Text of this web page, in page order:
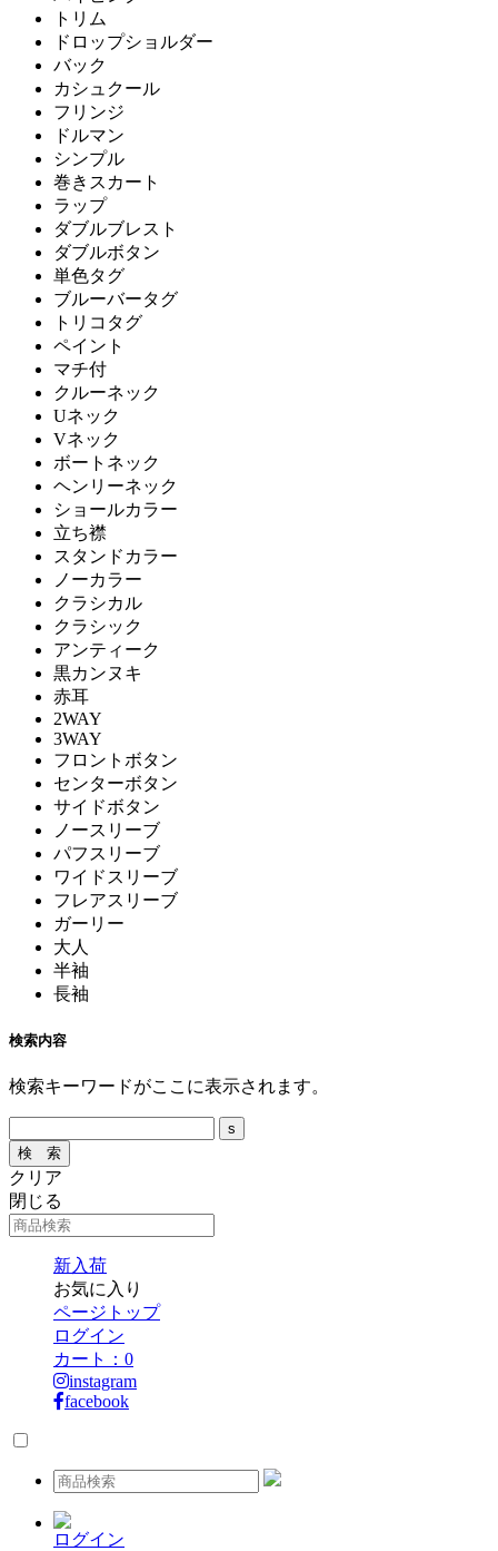
トリム
ドロップショルダー
バック
カシュクール
フリンジ
ドルマン
シンプル
巻きスカート
ラップ
ダブルブレスト
ダブルボタン
単色タグ
ブルーバータグ
トリコタグ
ペイント
マチ付
クルーネック
Uネック
Vネック
ボートネック
ヘンリーネック
ショールカラー
立ち襟
スタンドカラー
ノーカラー
クラシカル
クラシック
アンティーク
黒カンヌキ
赤耳
2WAY
3WAY
フロントボタン
センターボタン
サイドボタン
ノースリーブ
パフスリーブ
ワイドスリーブ
フレアスリーブ
ガーリー
大人
半袖
長袖
検索内容
検索キーワードがここに表示されます。
クリア
閉じる
新入荷
お気に入り
ページトップ
ログイン
カート： 0
instagram
facebook
ログイン